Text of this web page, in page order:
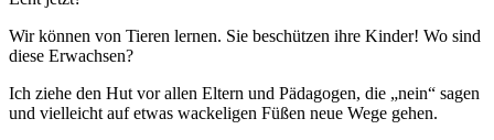
Wir können von Tieren lernen. Sie beschützen ihre Kinder! Wo sind
diese Erwachsen?
Ich ziehe den Hut vor allen Eltern und Pädagogen, die „nein“ sagen
und vielleicht auf etwas wackeligen Füßen neue Wege gehen.